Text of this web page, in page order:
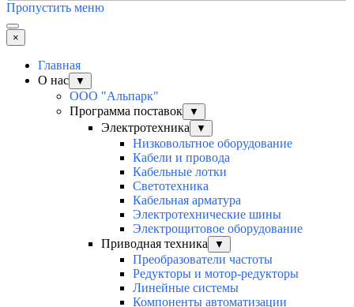
Пропустить меню
×
Главная
О нас
▼
ООО "Альпарк"
Программа поставок
▼
Электротехника ▼
Низковольтное оборудование
Кабели и провода
Кабельные лотки
Светотехника
Кабельная арматура
Электротехнические шины
Электрощитовое оборудование
Приводная техника
▼
Преобразователи частоты
Редукторы и мотор-редукторы
Линейные системы
Компоненты автоматизации